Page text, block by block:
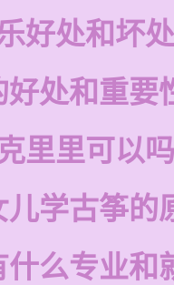
好处和坏处
好处和重要
里里可以吗
儿学古筝的
什么专业和